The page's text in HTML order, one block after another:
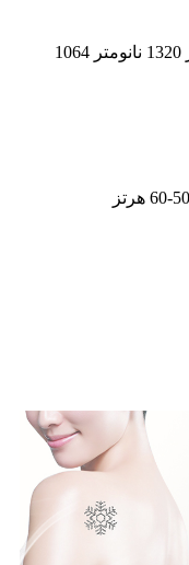
532 نانومتر 755 نانومتر 1320 نانومتر 1064